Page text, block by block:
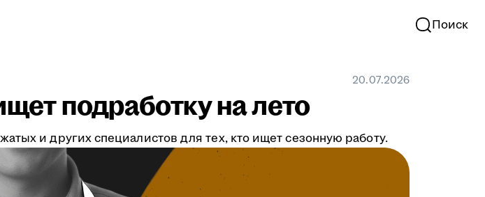
Поиск
20.07.2026
подработку на лето
и других специалистов для тех, кто ищет сезонную работу.